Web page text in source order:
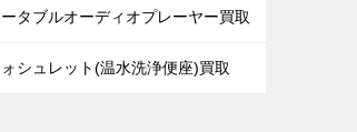
タブルオーディオプレーヤー買取
シュレット(温水洗浄便座)買取